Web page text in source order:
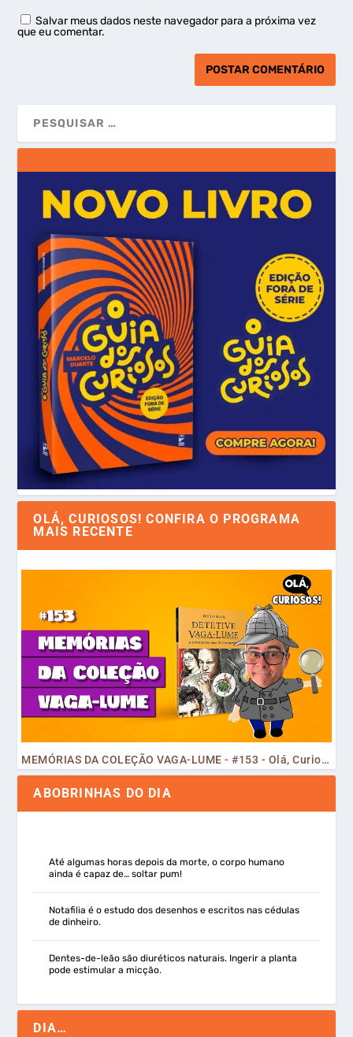
Salvar meus dados neste navegador para a próxima vez
que eu comentar.
OLÁ, CURIOSOS! CONFIRA O PROGRAMA
MAIS RECENTE
MEMÓRIAS DA COLEÇÃO VAGA-LUME - #153 - Olá, Curiosos! 2023
ABOBRINHAS DO DIA
Até algumas horas depois da morte, o corpo humano
ainda é capaz de… soltar pum!
Notafilia é o estudo dos desenhos e escritos nas cédulas
de dinheiro.
Dentes-de-leão são diuréticos naturais. Ingerir a planta
pode estimular a micção.
DIA…